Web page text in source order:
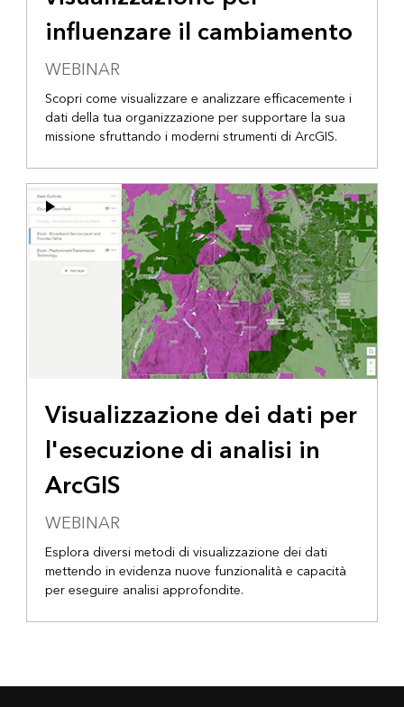
influenzare il cambiamento
WEBINAR
Scopri come visualizzare e analizzare efficacemente i
dati della tua organizzazione per supportare la sua
missione sfruttando i moderni strumenti di ArcGIS.
Visualizzazione dei dati per
l'esecuzione di analisi in
ArcGIS
WEBINAR
Esplora diversi metodi di visualizzazione dei dati
mettendo in evidenza nuove funzionalità e capacità
per eseguire analisi approfondite.